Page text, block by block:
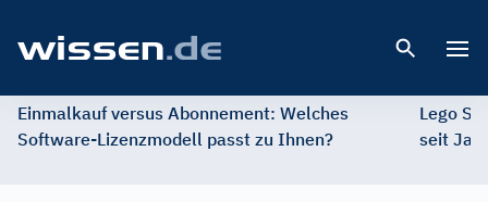
Einmalkauf versus Abonnement: Welches
Software-Lizenzmodell passt zu Ihnen?
Lego
seit